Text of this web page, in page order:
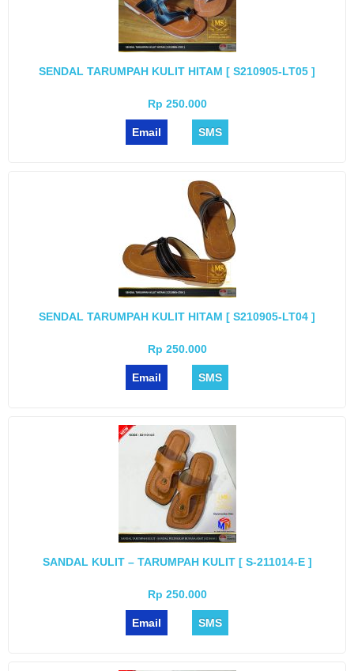
SENDAL TARUMPAH KULIT HITAM [ S210905-LT05 ]
Rp 250.000
Email SMS
SENDAL TARUMPAH KULIT HITAM [ S210905-LT04 ]
Rp 250.000
Email SMS
SANDAL KULIT – TARUMPAH KULIT [ S-211014-E ]
Rp 250.000
Email SMS